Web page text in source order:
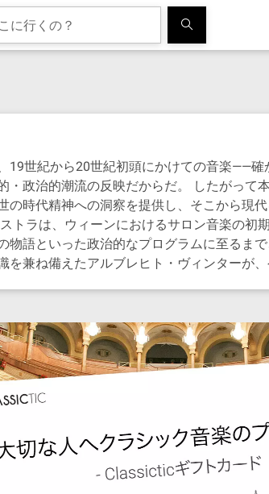
19世紀から20世紀初頭にかけての音楽——
政治的潮流の反映だからだ。 したがっ
時代精神への洞察を提供し、そこから現
トラは、ウィーンにおけるサロン音楽の
物語といった政治的なプログラムに至るま
兼ね備えたアルブレヒト・ヴィンターが